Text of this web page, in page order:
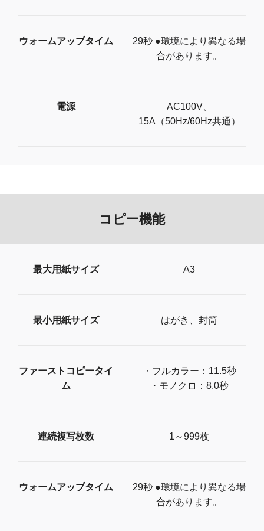
ウォームアップタイム
29秒 ●環境により異なる場
合があります。
電源
AC100V、
15A（50Hz/60Hz共通）
コピー機能
最大用紙サイズ A3
最小用紙サイズ はがき、封筒
ファーストコピータイ
ム
・フルカラー：11.5秒
・モノクロ：8.0秒
連続複写枚数 1～999枚
ウォームアップタイム
29秒 ●環境により異なる場
合があります。